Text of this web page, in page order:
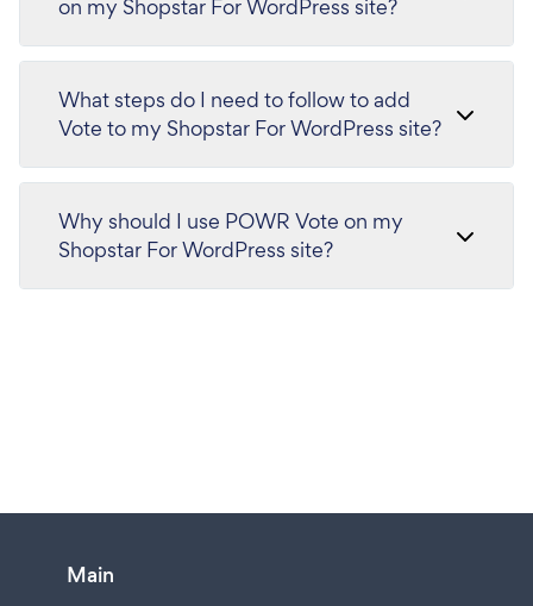
on my Shopstar For WordPress site?
What steps do I need to follow to add
Vote to my Shopstar For WordPress site?
Why should I use POWR Vote on my
Shopstar For WordPress site?
Main